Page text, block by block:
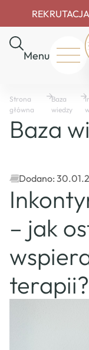
O
Master
Course
Baza
wiedzy
Mapa
CSAO
Sklep
Menu
Strona
główna
Baza
wiedzy
Baza
Dodano:
– jak
terapii?